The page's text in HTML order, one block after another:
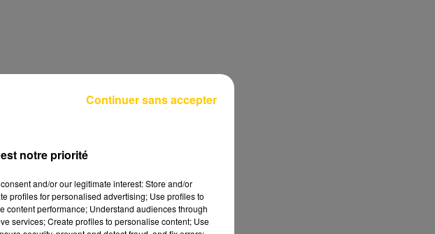
Brive, dans le
les reportages de
notre priorité
and/or our legitimate interest: Store and/or
profiles for personalised advertising; Use profiles to
performance; Understand audiences through
services; Create profiles to personalise content; Use
Continuer sans accepter